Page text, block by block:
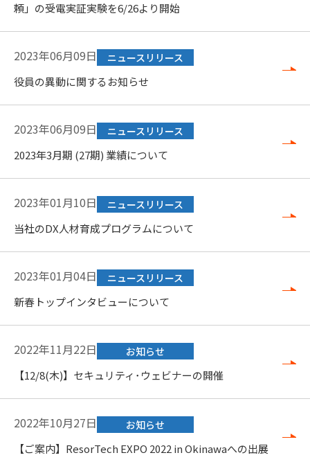
頼」の受電実証実験を6/26より開始
2023年06月09日 ニュースリリース
役員の異動に関するお知らせ
2023年06月09日 ニュースリリース
2023年3月期 (27期) 業績について
2023年01月10日 ニュースリリース
当社のDX人材育成プログラムについて
2023年01月04日 ニュースリリース
新春トップインタビューについて
2022年11月22日 お知らせ
【12/8(木)】セキュリティ･ウェビナーの開催
2022年10月27日 お知らせ
【ご案内】ResorTech EXPO 2022 in Okinawaへの出展